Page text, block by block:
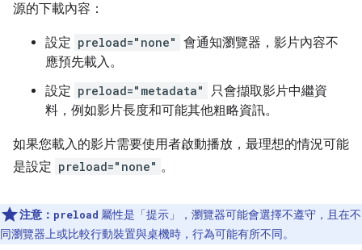
源的下載內容：
設定 preload="none" 會通知瀏覽器，影片內容不
應預先載入。
設定 preload="metadata"
只會擷取影片中繼資
料，例如影片長度和可能其他粗略資訊。
如果您載入的影片需要使用者啟動播放，最理想的情況可能
是設定 preload="none" 。
注意： preload 屬性是「提示」，瀏覽器可能會選擇不遵守，且在不
同瀏覽器上或比較行動裝置與桌機時，行為可能有所不同。